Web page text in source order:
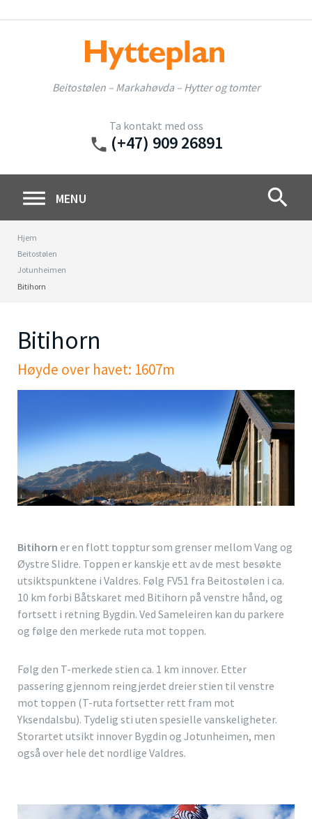
to
Beitostølen – Markahøvda – Hytter og tomter
Ta kontakt med oss
phone (+47) 909 26891
MENU search
Hjem
Beitostølen
Jotunheimen
Bitihorn
Bitihorn
Høyde over havet: 1607m
Bitihorn er en flott topptur som grenser mellom Vang og
Øystre Slidre. Toppen er kanskje ett av de mest besøkte
utsiktspunktene i Valdres. Følg FV51 fra Beitostølen i ca.
10 km forbi Båtskaret med Bitihorn på venstre hånd, og
fortsett i retning Bygdin. Ved Sameleiren kan du parkere
og følge den merkede ruta mot toppen.
Følg den T-merkede stien ca. 1 km innover. Etter
passering gjennom reingjerdet dreier stien til venstre
mot toppen (T-ruta fortsetter rett fram mot
Yksendalsbu). Tydelig sti uten spesielle vanskeligheter.
Storartet utsikt innover Bygdin og Jotunheimen, men
også over hele det nordlige Valdres.